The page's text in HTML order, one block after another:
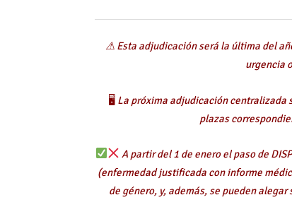
⚠ Esta adjudicación será la última del
urgencia
🖥 La próxima adjudicación centralizada
plazas
A partir del 1 de enero el paso de
(enfermedad justificada con informe
de género, y, además, se pueden